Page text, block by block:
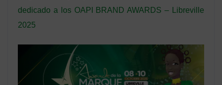
dedicado a los OAPI BRAND AWARDS – Libreville
2025